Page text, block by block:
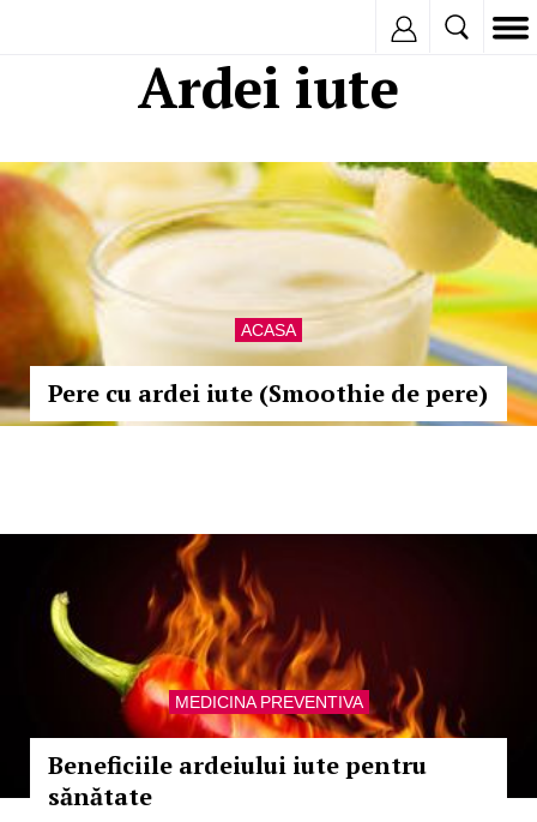
Ardei iute
ACASA
Pere cu ardei iute (Smoothie de pere)
MEDICINA PREVENTIVA
Beneficiile ardeiului iute pentru
sănătate